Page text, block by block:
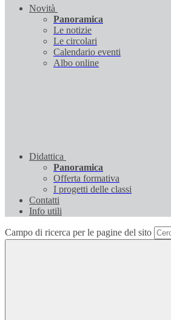
Novità
Panoramica
Le notizie
Le circolari
Calendario eventi
Albo online
Didattica
Panoramica
Offerta formativa
I progetti delle classi
Contatti
Info utili
Campo di ricerca per le pagine del sito